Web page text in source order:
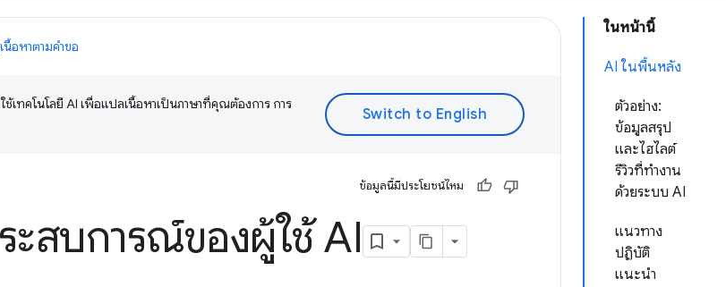
ในหน้านี้
AI ในพื้นหลัง
ตัวอย่าง:
ข้อมูลสรุป
และไฮไลต์
รีวิวที่ทำงาน
ด้วยระบบ AI
แนวทาง
ปฏิบัติ
แนะนำ
นื้อหาตามคำขอ
ช้เทคโนโลยี AI เพื่อแปลเนื้อหาเป็นภาษาที่คุณต้องการ การ
ข้อมูลนี้มีประโยชน์ไหม
สบการณ์ของผู้ใช้ AI